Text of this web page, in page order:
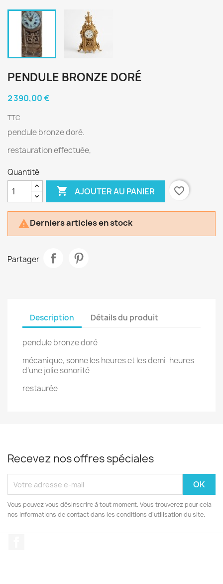
PENDULE BRONZE DORÉ
2 390,00 €
TTC
pendule bronze doré.
restauration effectuée,
Quantité
 AJOUTER AU PANIER favorite_border
Derniers articles en stock
Partager
Description Détails du produit
pendule bronze doré
mécanique, sonne les heures et les demi-heures
d'une jolie sonorité
restaurée
Recevez nos offres spéciales
Vous pouvez vous désinscrire à tout moment. Vous trouverez pour cela
nos informations de contact dans les conditions d'utilisation du site.